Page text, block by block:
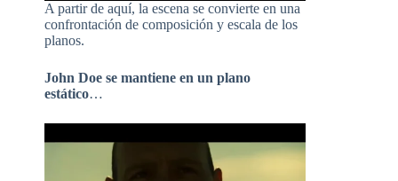
A partir de aquí, la escena se convierte en una
confrontación de composición y escala de los
planos.
John Doe se mantiene en un plano
estático…